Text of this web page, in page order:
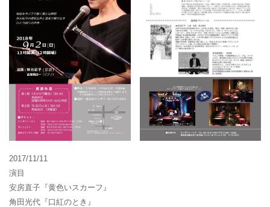
2017/11/11
演目
安房直子『黄色いスカーフ』
角田光代『口紅のとき』